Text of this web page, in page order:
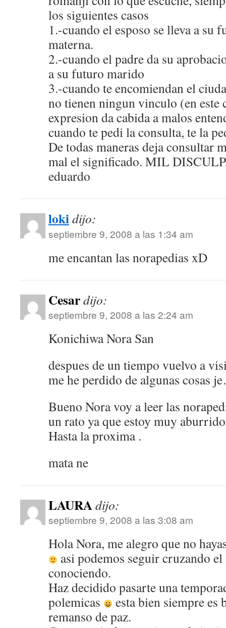
los siguientes casos
1.-cuando el esposo se lleva a su
materna.
2.-cuando el padre da su
a su futuro marido
3.-cuando te encomiendan el
no tienen ningun vinculo (en este
expresion da cabida a malos
cuando te pedi la consulta, te la
De todas maneras deja consultar
mal el significado. MIL
eduardo
lokidijo:
septiembre 9, 2008 a las 1:34 am
me encantan las norapedias xD
Cesardijo:
septiembre 9, 2008 a las 2:24 am
Konichiwa Nora San
despues de un tiempo vuelvo a
me he perdido de algunas cosas
Bueno Nora voy a leer las
un rato ya que estoy muy
Hasta la proxima .
mata ne
LAURAdijo:
septiembre 9, 2008 a las 3:08 am
Hola Nora, me alegro que no
asi podemos seguir cruzando
conociendo.
Haz decidido pasarte una
polemicas
esta bien siempre es
remanso de paz.